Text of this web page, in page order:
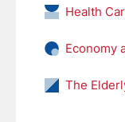
Health
Economy
The